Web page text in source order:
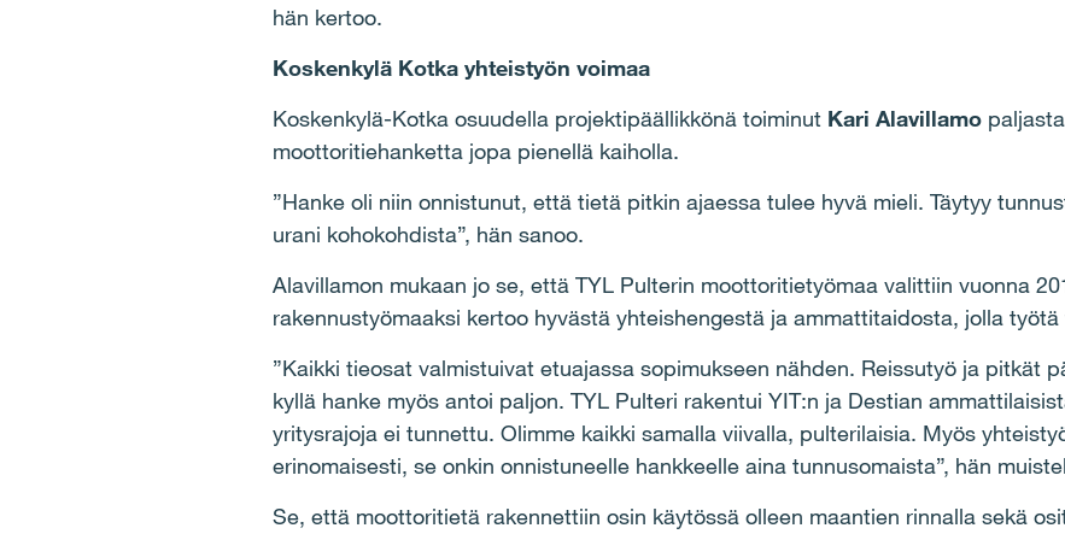
hän kertoo.
Koskenkylä Kotka yhteistyön voimaa
Koskenkylä-Kotka osuudella projektipäällikkönä toiminut Kari Alavillamo
moottoritiehanketta jopa pienellä kaiholla.
”Hanke oli niin onnistunut, että tietä pitkin ajaessa tulee hyvä mieli. Täytyy
urani kohokohdista”, hän sanoo.
Alavillamon mukaan jo se, että TYL Pulterin moottoritietyömaa valittiin vuonna
rakennustyömaaksi kertoo hyvästä yhteishengestä ja ammattitaidosta, jolla työtä
”Kaikki tieosat valmistuivat etuajassa sopimukseen nähden. Reissutyö ja pitkät
kyllä hanke myös antoi paljon. TYL Pulteri rakentui YIT:n ja Destian
yritysrajoja ei tunnettu. Olimme kaikki samalla viivalla, pulterilaisia. Myös
erinomaisesti, se onkin onnistuneelle hankkeelle aina tunnusomaista”, hän
Se, että moottoritietä rakennettiin osin käytössä olleen maantien rinnalla sekä